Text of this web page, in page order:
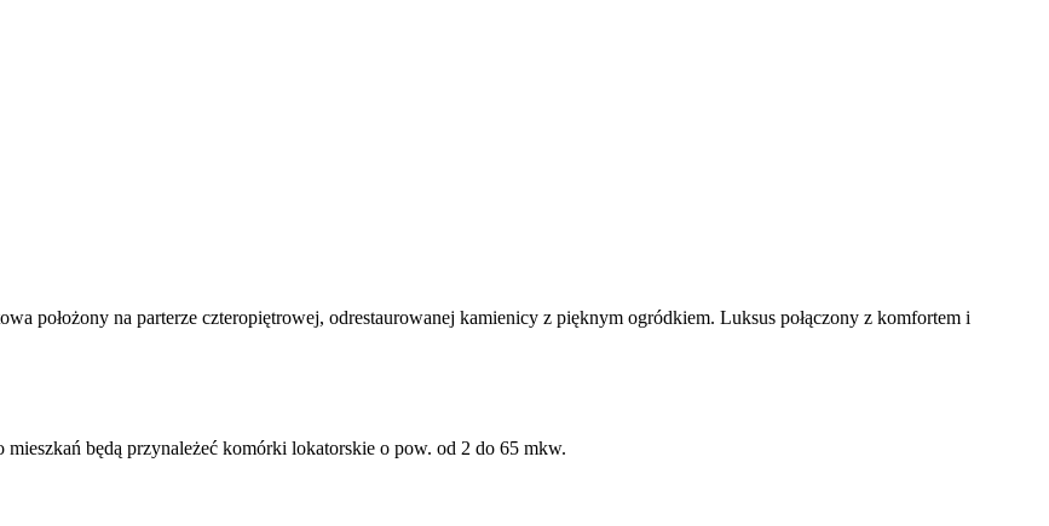
położony na parterze czteropiętrowej, odrestaurowanej kamienicy z pięknym ogródkiem. Luksus połączony z komfortem i
będą przynależeć komórki lokatorskie o pow. od 2 do 65 mkw.